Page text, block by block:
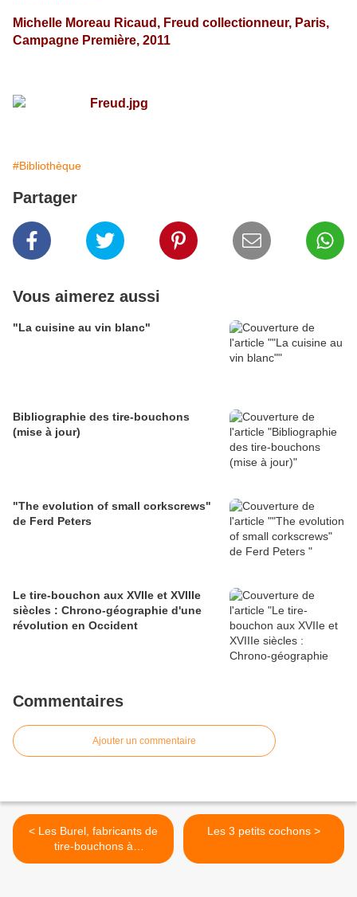
Michelle Moreau Ricaud, Freud collectionneur, Paris,
Campagne Première, 2011
#Bibliothèque
Partager
Vous aimerez aussi
"La cuisine au vin blanc"
Bibliographie des tire-bouchons
(mise à jour)
"The evolution of small corkscrews"
de Ferd Peters
Le tire-bouchon aux XVIIe et XVIIIe
siècles : Chrono-géographie d'une
révolution en Occident
Commentaires
Ajouter un commentaire
< Les Burel, fabricants de
tire-bouchons à
Breuvannes en Bassigny
Les 3 petits cochons >